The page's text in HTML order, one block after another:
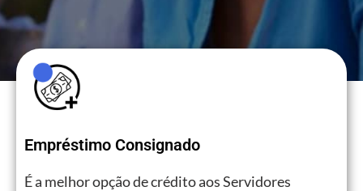
Empréstimo Consignado
É a melhor opção de crédito aos Servidores